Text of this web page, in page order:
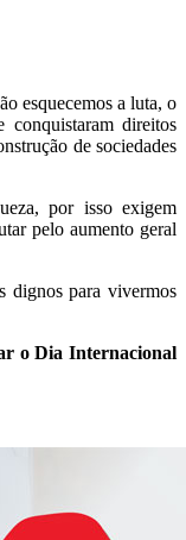
esquecemos a luta, o
conquistaram direitos
de sociedades
por isso exigem
pelo aumento geral
dignos para vivermos
o Dia Internacional